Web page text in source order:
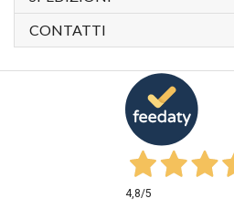
CONTATTI
4,8/5